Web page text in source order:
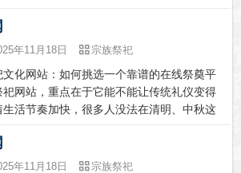
节，心里就特别纠结，既想回去给逝去的
不...年11月18日 宗族祭祀
化网站：如何挑选一个靠谱的在线祭奠平
网站，重点在于它能不能让传统礼仪变得
活节奏加快，很多人没法在清明、中秋这
众多网站里选出既方便又不失敬意的那
祀...年11月18日 宗族祭祀